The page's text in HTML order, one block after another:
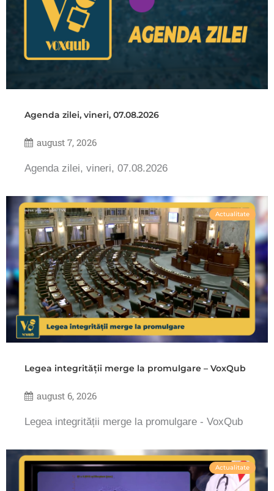
Agenda zilei, vineri, 07.08.2026
august 7, 2026
Agenda zilei, vineri, 07.08.2026
Actualitate
Legea integrității merge la promulgare – VoxQub
august 6, 2026
Legea integrității merge la promulgare - VoxQub
Actualitate